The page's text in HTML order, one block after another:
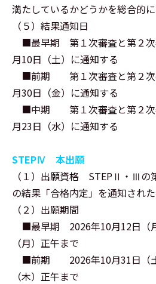
満たしているかどうかを総合的
（５）結果通知日
■最早期 第１次審査と第２次
月10日（土）に通知する
■前期 第１次審査と第２次
月30日（金）に通知する
■中期 第１次審査と第２次
月23日（水）に通知する
STEPⅣ 本出願
（１）出願資格 STEPⅡ・Ⅲの
の結果「合格内定」を通知され
（２）出願期間
■最早期 2026年10月12日（
（月）正午まで
■前期 2026年10月31日（土
（木）正午まで